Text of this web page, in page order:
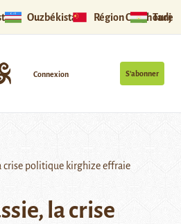
Ouzbékistan Région Ouïghoure
S’abonner
Connexion
crise politique kirghize effraie
la crise